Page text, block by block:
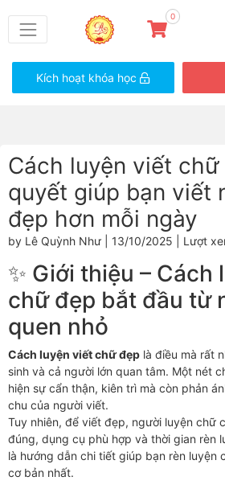
0
Kích hoạt khóa học
Cách luyện viết chữ
quyết giúp bạn viết
đẹp hơn mỗi ngày
by Lê Quỳnh Như | 13/10/2025 | Lượt
✨ Giới thiệu – Cách
chữ đẹp bắt đầu từ
quen nhỏ
Cách luyện viết chữ đẹp là điều mà rất
sinh và cả người lớn quan tâm. Một nét
hiện sự cẩn thận, kiên trì mà còn phản
chu của người viết.
Tuy nhiên, để viết đẹp, người luyện chữ
đúng, dụng cụ phù hợp và thời gian rèn
là hướng dẫn chi tiết giúp bạn rèn luyện
cơ bản nhất.